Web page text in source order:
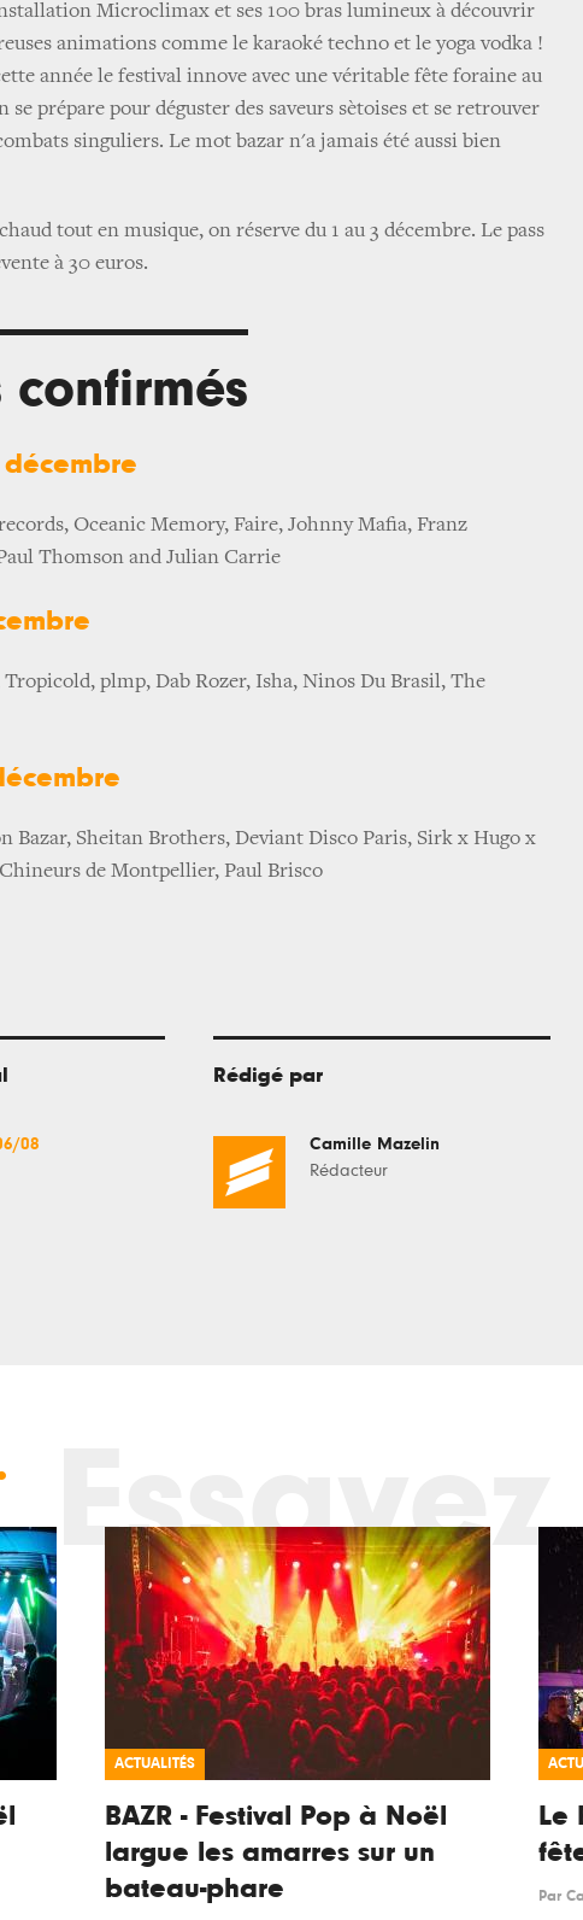
Microclimax et ses 100 bras lumineux à découvrir
animations comme le karaoké techno et le yoga vodka !
année le festival innove avec une véritable fête foraine au
se prépare pour déguster des saveurs sètoises et se retrouver
singuliers. Le mot bazar n'a jamais été aussi bien
tout en musique, on réserve du 1 au 3 décembre. Le pass
à 30 euros.
confirmés
Oceanic Memory, Faire, Johnny Mafia, Franz
Thomson and Julian Carrie
Tropicold, plmp, Dab Rozer, Isha, Ninos Du Brasil, The
Bazar, Sheitan Brothers, Deviant Disco Paris, Sirk x Hugo x
de Montpellier, Paul Brisco
08
Rédigé par
Camille Mazelin
Rédacteur
ACTUALITÉS
BAZR - Festival Pop à Noël
largue les amarres sur un
bateau-phare
Le
Par